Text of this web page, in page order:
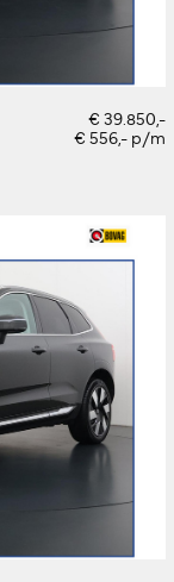
€ 39.850,-
€ 556,- p/m